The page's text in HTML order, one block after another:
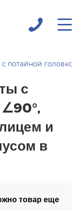
потайной головкой
с
∠90°,
и
в
товар еще